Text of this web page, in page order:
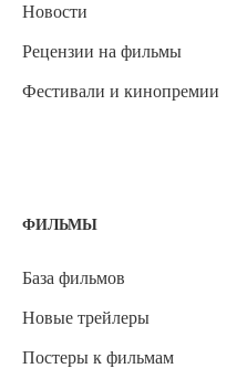
Новости
Рецензии на фильмы
Фестивали и кинопремии
ФИЛЬМЫ
База фильмов
Новые трейлеры
Постеры к фильмам